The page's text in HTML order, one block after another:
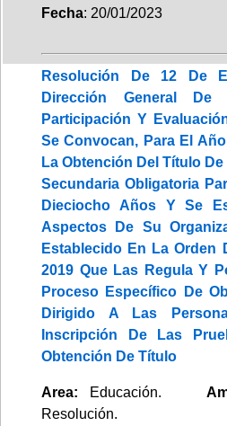
Fecha: 20/01/2023
Resolución De 12 De
Dirección General De
Participación Y
Se Convocan, Para El
La Obtención Del Título
Secundaria Obligatoria
Dieciocho Años Y Se
Aspectos De Su
Establecido En La Orden
2019 Que Las Regula Y
Proceso Específico De
Dirigido A Las
Inscripción De Las
Obtención De Título
Area: Educación.
Resolución.